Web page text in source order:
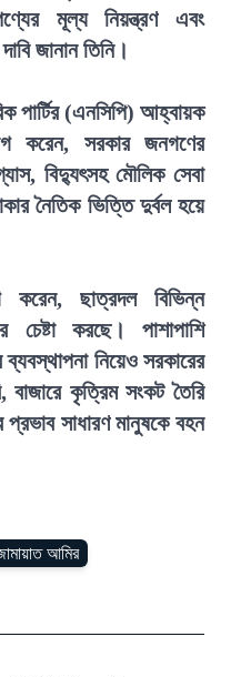
মূল্য নিয়ন্ত্রণ এবং
জানান তিনি।
পার্টির (এনসিপি) আহ্বায়ক
করেন, সরকার জনগণের
বিদ্যুৎসহ মৌলিক সেবা
নৈতিক ভিত্তি দুর্বল হয়ে
ছাত্রদল বিভিন্ন
চেষ্টা করছে। পাশাপাশি
নিয়েও সরকারের
বাজারে কৃত্রিম সংকট তৈরি
প্রভাব সাধারণ মানুষকে বহন
আমির